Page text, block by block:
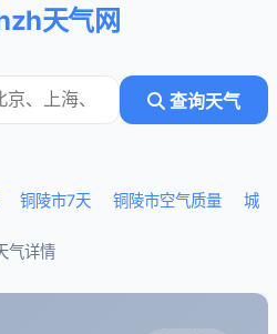
天气网
查询天气
铜陵市7天 铜陵市空气质量
城
气详情